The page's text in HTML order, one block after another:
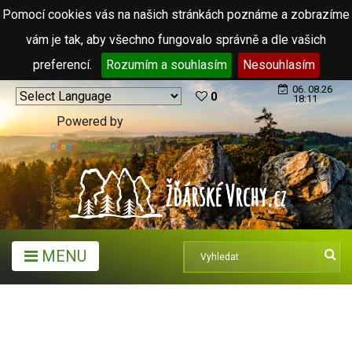
Pomocí cookies vás na našich stránkách poznáme a zobrazíme
vám je tak, aby všechno fungovalo správně a dle vašich
preferencí.
Rozumím a souhlasím Nesouhlasím
Powered by
Translate
0
06. 08.26
18:11
MENU